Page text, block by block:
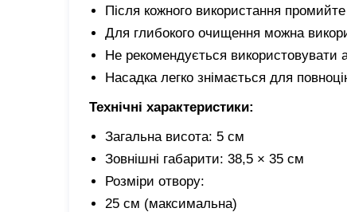
Після кожного використання
Для глибокого очищення можна
Не рекомендується використовувати
Насадка легко знімається для
Технічні характеристики:
Загальна висота: 5 см
Зовнішні габарити: 38,5 × 35 см
Розміри отвору:
25 см (максимальна)